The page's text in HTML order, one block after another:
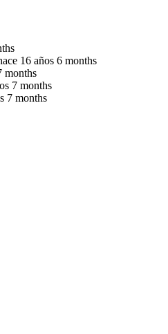
16 años 6 months
months
7 months
7 months